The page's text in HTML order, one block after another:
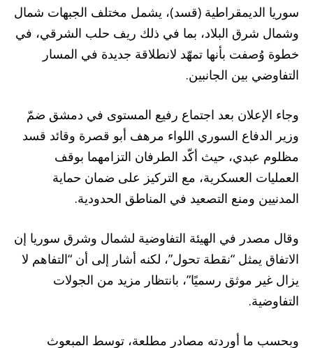
سوريا الديمقراطية (قسد)، يشمل مختلف الجبهات شمال
وشمال شرق البلاد، بما في ذلك ريف حلب الشرقي، في
خطوة وُصفت بأنها تمهّد لانطلاقة جديدة في المسار
التفاوضي بين الجانبين.
وجاء الإعلان بعد اجتماع رفيع المستوى في دمشق ضمّ
وزير الدفاع السوري اللواء مرهف أبو قصرة وقائد قسد
مظلوم عبدي، حيث أكّد الطرفان التزامهما بوقف
العمليات العسكرية، مع التركيز على ضمان حماية
المدنيين ومنع التصعيد في المناطق الحدودية.
وقال مصدر في الهيئة التفاوضية لشمال وشرق سوريا إن
الاتفاق يمثل “نقطة تحول”، لكنه أشار إلى أن “التفاهم لا
يزال غير موثق رسميًا”، بانتظار مزيد من الجولات
التفاوضية.
وبحسب ما أوردته مصادر مطلعة، توسط المبعوث